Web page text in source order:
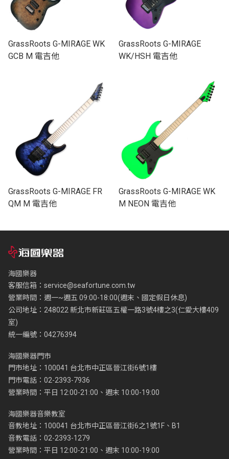
GrassRoots G-MIRAGE WK
GCB M 電吉他
GrassRoots G-MIRAGE
WK/HSH 電吉他
GrassRoots G-MIRAGE FR
QM M 電吉他
GrassRoots G-MIRAGE WK
M NEON 電吉他
海國樂器
客服信箱： service@seafortune.com.tw
營業時間：週一~週五 09:00-18:00(週末、國定假日休息)
公司地址：248022 新北市新莊區五權一路3號4樓之3(仁愛大樓409
室)
統一編號：04276394
海國樂器門市
門市地址：100041 台北市中正區晉江街6號1樓
門市電話：02-2393-7936
營業時間：平日 12:00-21:00、週末 10:00-19:00
海國樂器音樂教室
音教地址：100041 台北市中正區晉江街6之1號1F、B1
音教電話：02-2393-1279
營業時間：平日 12:00-21:00、週末 10:00-19:00